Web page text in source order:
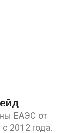
ЕАЭС от
2012 года.